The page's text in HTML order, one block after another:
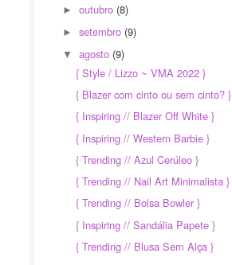
►outubro (8)
►setembro (9)
▼agosto (9)
{ Style / Lizzo ~ VMA 2022 }
{ Blazer com cinto ou sem cinto? }
{ Inspiring // Blazer Off White }
{ Inspiring // Western Barbie }
{ Trending // Azul Cerúleo }
{ Trending // Nail Art Minimalista }
{ Trending // Bolsa Bowler }
{ Inspiring // Sandália Papete }
{ Trending // Blusa Sem Alça }